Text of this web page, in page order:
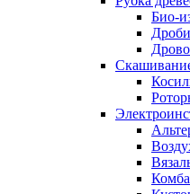
Био-